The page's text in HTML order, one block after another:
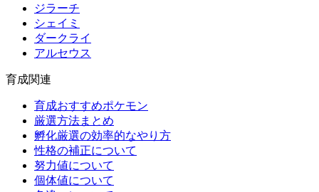
ジラーチ
シェイミ
ダークライ
アルセウス
育成関連
育成おすすめポケモン
厳選方法まとめ
孵化厳選の効率的なやり方
性格の補正について
努力値について
個体値について